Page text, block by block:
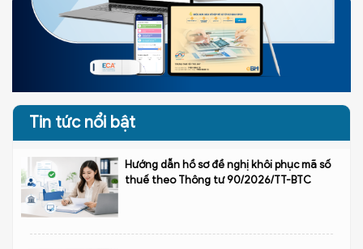
Tin tức nổi bật
Hướng dẫn hồ sơ đề nghị khôi phục mã số
thuế theo Thông tư 90/2026/TT-BTC